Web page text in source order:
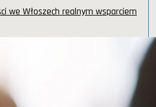
we Włoszech realnym wsparciem